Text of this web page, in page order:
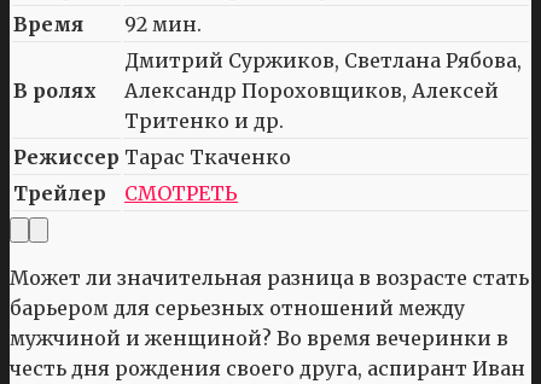
Время
92 мин.
В ролях
Дмитрий Суржиков, Светлана Рябова,
Александр Пороховщиков, Алексей
Тритенко и др.
Режиссер Тарас Ткаченко
Трейлер
СМОТРЕТЬ
Может ли значительная разница в возрасте стать
барьером для серьезных отношений между
мужчиной и женщиной? Во время вечеринки в
честь дня рождения своего друга, аспирант Иван